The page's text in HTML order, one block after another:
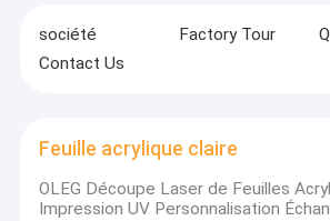
société Factory Tour
Contact Us
Feuille acrylique claire
OLEG Découpe Laser de Feuilles
Impression UV Personnalisation